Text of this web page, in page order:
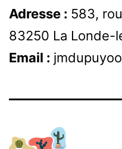
Adresse : 583,
83250 La Londe-
Email :